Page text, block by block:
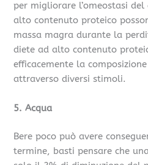
per migliorare l’omeostasi
alto contenuto proteico
massa magra durante la
diete ad alto contenuto
efficacemente la
attraverso diversi stimoli.
5. Acqua
Bere poco può avere
termine, basti pensare che